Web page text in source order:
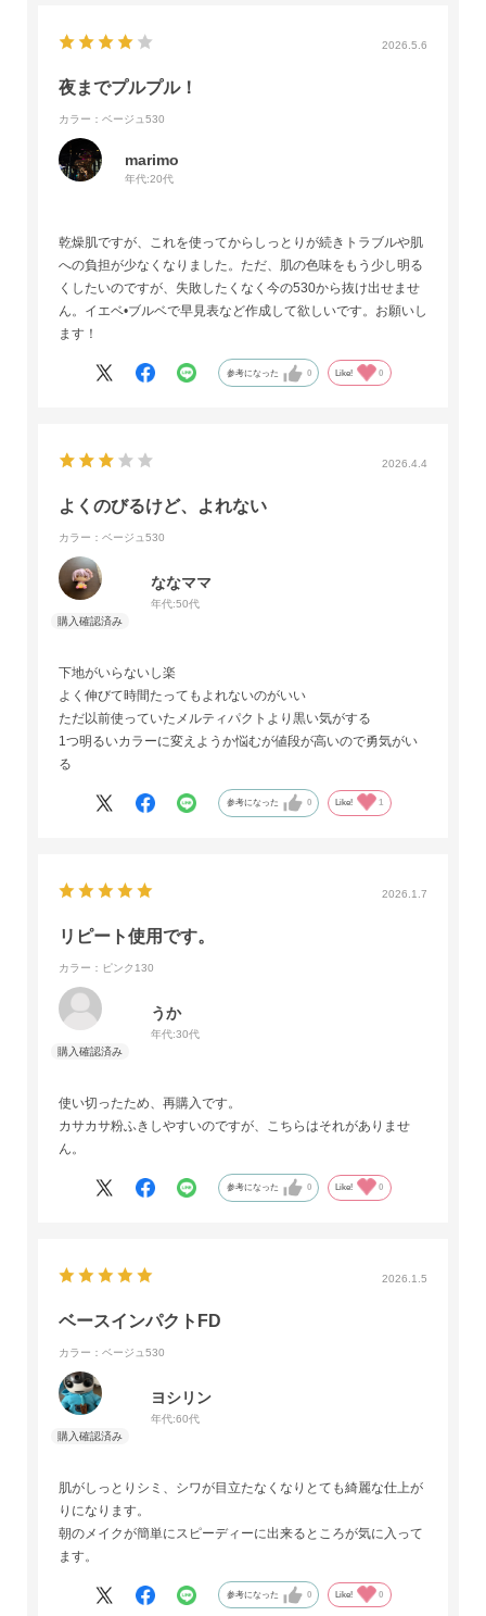
2026.5.6
夜までプルプル！
カラー：ベージュ530
marimo
年代:20代
乾燥肌ですが、これを使ってからしっとりが続きトラブルや肌
への負担が少なくなりました。ただ、肌の色味をもう少し明る
くしたいのですが、失敗したくなく今の530から抜け出せませ
ん。イエベ•ブルベで早見表など作成して欲しいです。お願いし
ます！
参考になった 0 Like! 0
2026.4.4
よくのびるけど、よれない
カラー：ベージュ530
ななママ
年代:50代
下地がいらないし楽
よく伸びて時間たってもよれないのがいい
ただ以前使っていたメルティパクトより黒い気がする
1つ明るいカラーに変えようか悩むが値段が高いので勇気がい
る
参考になった 0 Like! 1
2026.1.7
リピート使用です。
カラー：ピンク130
うか
年代:30代
使い切ったため、再購入です。
カサカサ粉ふきしやすいのですが、こちらはそれがありませ
ん。
参考になった 0 Like! 0
2026.1.5
ベースインパクトFD
カラー：ベージュ530
ヨシリン
年代:60代
肌がしっとりシミ、シワが目立たなくなりとても綺麗な仕上が
りになります。
朝のメイクが簡単にスピーディーに出来るところが気に入って
ます。
参考になった 0 Like! 0